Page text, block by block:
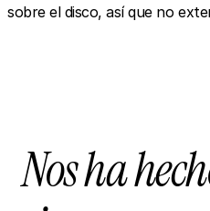
sobre el disco, así que no
Nos ha